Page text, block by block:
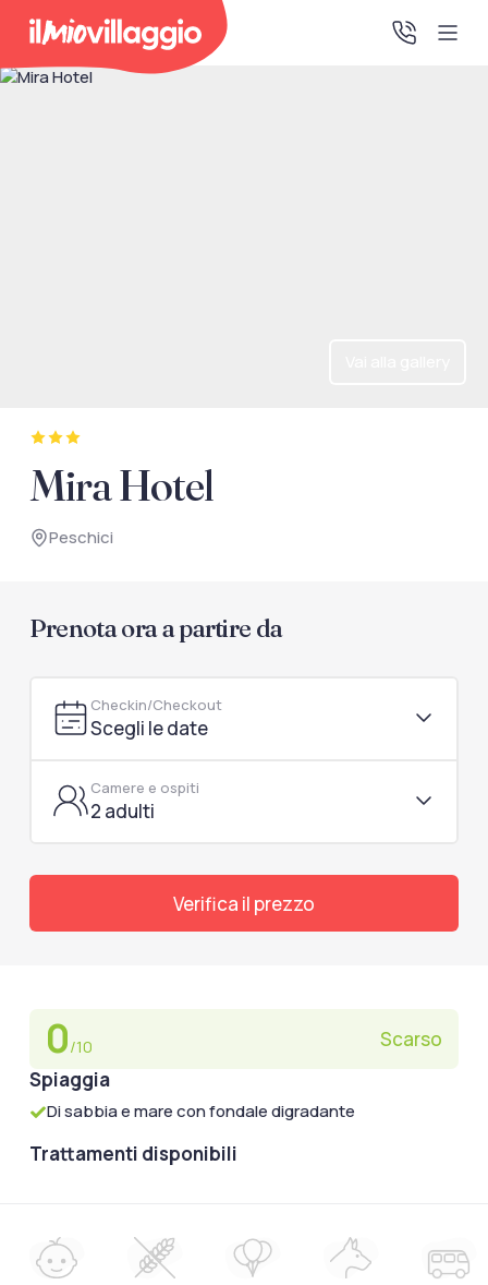
Accedi alla tua area riservata per vedere i tuoi preventivi
e le tue pratiche, gestire i pagamenti e scaricare i tuoi
documenti di viaggio.
Mira Hotel
Peschici
Prenota ora a partire da
Checkin/Checkout
Scegli le date
Camere e ospiti
2 adulti
Verifica il prezzo
0/10
Scarso
Spiaggia
Di sabbia e mare con fondale digradante
Trattamenti disponibili